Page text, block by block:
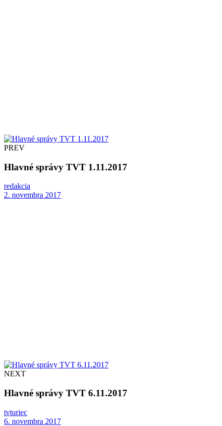
PREV
Hlavné správy TVT 1.11.2017
redakcia
2. novembra 2017
NEXT
Hlavné správy TVT 6.11.2017
tvturiec
6. novembra 2017